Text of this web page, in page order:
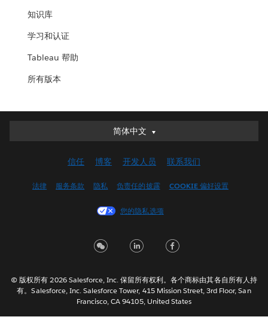
知识库
学习和认证
Tableau 帮助
所有版本
简体中文
简体中文
English (UK)
Français (Canada)
Italiano
한국어
Nederlands
信任 博客 开发人员 联系我们
法律 服务条款 隐私 负责任的披露 COOKIE 偏好设置
您的隐私选项
© 版权所有 2026 Salesforce, Inc. 保留所有权利。各个商标由其各自所有人持
有。Salesforce, Inc. Salesforce Tower, 415 Mission Street, 3rd Floor, San
Francisco, CA 94105, United States